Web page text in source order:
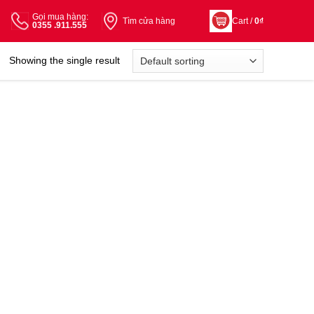
Gọi mua hàng:
0355 .911.555
Tìm cửa hàng Cart /0₫
Showing the single result